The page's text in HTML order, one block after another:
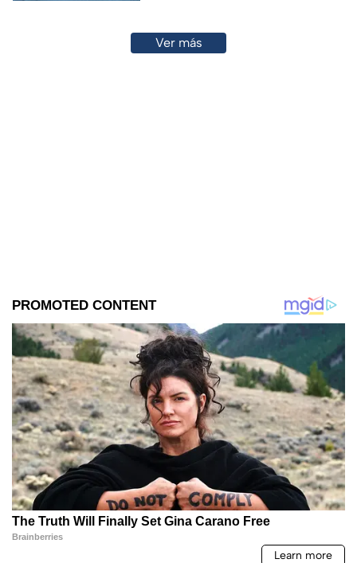
Ver más